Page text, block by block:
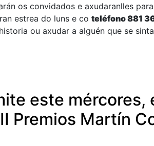
os convidados e axudaranlles
estrea do luns e co teléfono 881
ou axudar a alguén que se
este mércores,
Premios Martín